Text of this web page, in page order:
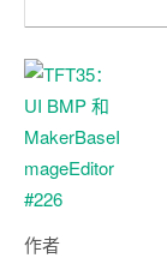
作者